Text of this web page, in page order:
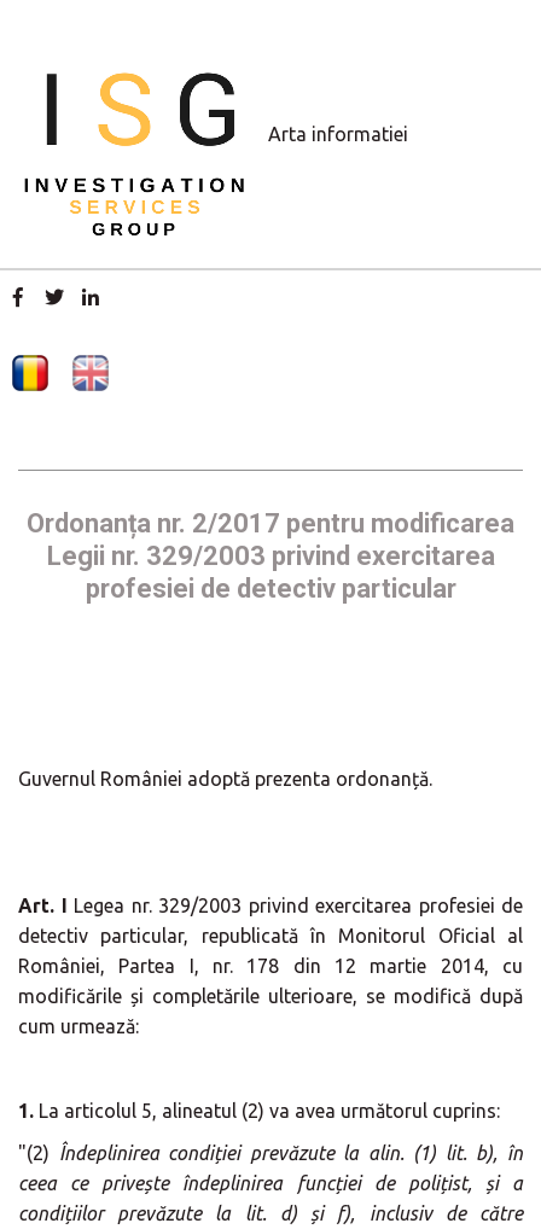
Arta informatiei
Ordonanța nr. 2/2017 pentru modificarea
Legii nr. 329/2003 privind exercitarea
profesiei de detectiv particular
Guvernul României adoptă prezenta ordonanță.
Art. I Legea nr. 329/2003 privind exercitarea profesiei de
detectiv particular, republicată în Monitorul Oficial al
României, Partea I, nr. 178 din 12 martie 2014, cu
modificările și completările ulterioare, se modifică după
cum urmează:
1. La articolul 5, alineatul (2) va avea următorul cuprins:
"(2) Îndeplinirea condiției prevăzute la alin. (1) lit. b), în
ceea ce privește îndeplinirea funcției de polițist, și a
condițiilor prevăzute la lit. d) și f), inclusiv de către